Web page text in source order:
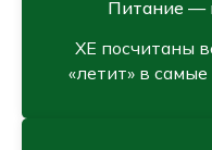
Питание —
ХЕ посчитаны
«летит» в